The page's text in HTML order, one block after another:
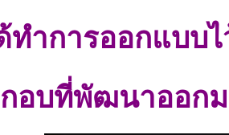
ทำการออกแบบไ
อบที่พัฒนาออก